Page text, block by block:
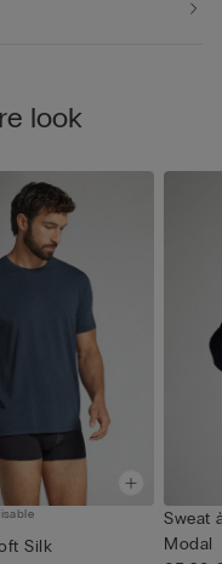
look
Silk
Sweat
Modal